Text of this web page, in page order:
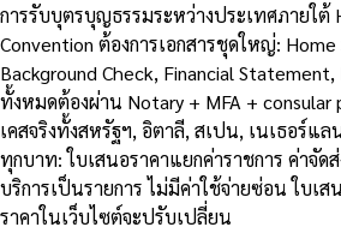
การรับบุตรบุญธรรมระหว่างประเทศภายใต้
Convention ต้องการเอกสารชุดใหญ่:
Background Check, Financial
ทั้งหมดต้องผ่าน Notary + MFA +
เคสจริงทั้งสหรัฐฯ, อิตาลี, สเปน, เนเธอร์แล
ทุกบาท: ใบเสนอราคาแยกค่าราชการ ค่าจัด
บริการเป็นรายการ ไม่มีค่าใช้จ่ายซ่อน ใบเ
ราคาในเว็บไซต์จะปรับเปลี่ยน